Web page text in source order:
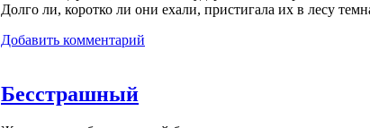
Долго ли, коротко ли они ехали, пристигала их в лесу
Добавить комментарий
Бесстрашный